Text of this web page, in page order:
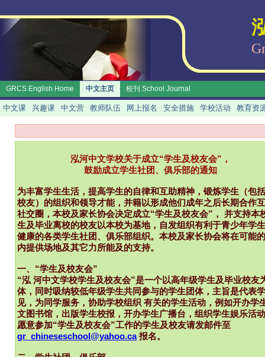
GRCS English Home 中文主页 校刊 School Journal
中文课 兴趣课 中文营 教师队伍 网上报名 安全措施 学校活动 教育资
泓河中文学校关于成立“学生及校友会”，
鼓励成立学生社团、俱乐部的通知
为丰富学生生活，提高学生的自律和互助精神，锻炼学生（包
校友）的组织和领导才能，并籍以形成他们成年之后长期合作
社交圈，本校及家长协会决定成立“学生及校友会”， 并支持本
生及毕业离校的校友以本校为基地，自发组织有利于青少年学
健康的各类学生社团、俱乐部组织。本校及家长协会将在可能
内提供场地及其它力所能及的支持。
一、“学生及校友会”
“泓 河中文学校学生及校友会”是一个以高年级学生及毕业校友
体，同时吸纳较低年级学生共同参与的学生团体，主旨是代表
见，为同学服务，协助学校组织 有关的学生活动，例如开办学
文图书馆，出版学生校报，开办学生广播台，组织学生娱乐活
愿意参加“学生及校友会”工作的学生及校友请发邮件至
gr_chineseschool@yahoo.ca报名。